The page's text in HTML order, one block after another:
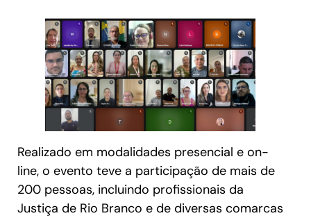
Realizado em modalidades presencial e on-
line, o evento teve a participação de mais de
200 pessoas, incluindo profissionais da
Justiça de Rio Branco e de diversas comarcas